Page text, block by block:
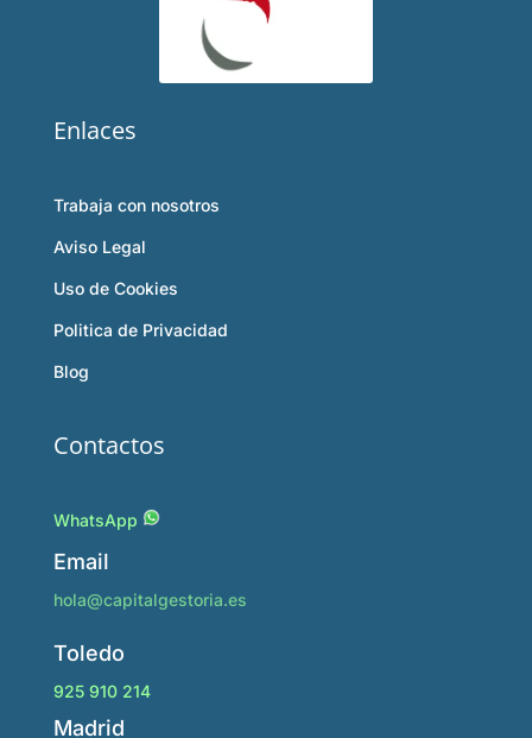
Enlaces
Trabaja con nosotros
Aviso Legal
Uso de Cookies
Politica de Privacidad
Blog
Contactos
WhatsApp
Email
hola@capitalgestoria.es
Toledo
925 910 214
Madrid